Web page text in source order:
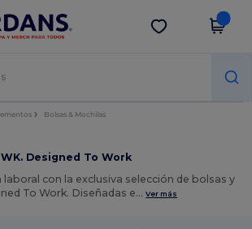
en app!
Descargar app
Bolsas & Mochilas
Designed To Work
con la exclusiva selección de bolsas y
To Work. Diseñadas e…Ver más